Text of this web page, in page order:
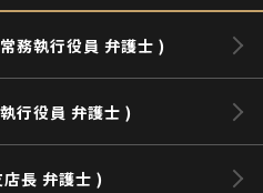
務執行役員 弁護士 )
行役員 弁護士 )
長 弁護士 )